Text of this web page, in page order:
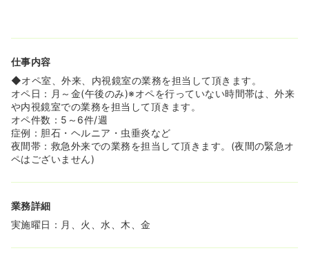
仕事内容
◆オペ室、外来、内視鏡室の業務を担当して頂きます。
オペ日：月～金(午後のみ)※オペを行っていない時間帯は、外来
や内視鏡室での業務を担当して頂きます。
オペ件数：5～6件/週
症例：胆石・ヘルニア・虫垂炎など
夜間帯：救急外来での業務を担当して頂きます。(夜間の緊急オ
ペはございません)
業務詳細
実施曜日：月、火、水、木、金